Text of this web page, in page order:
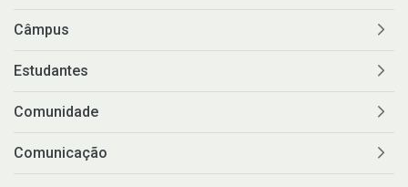
Câmpus
Estudantes
Comunidade
Comunicação